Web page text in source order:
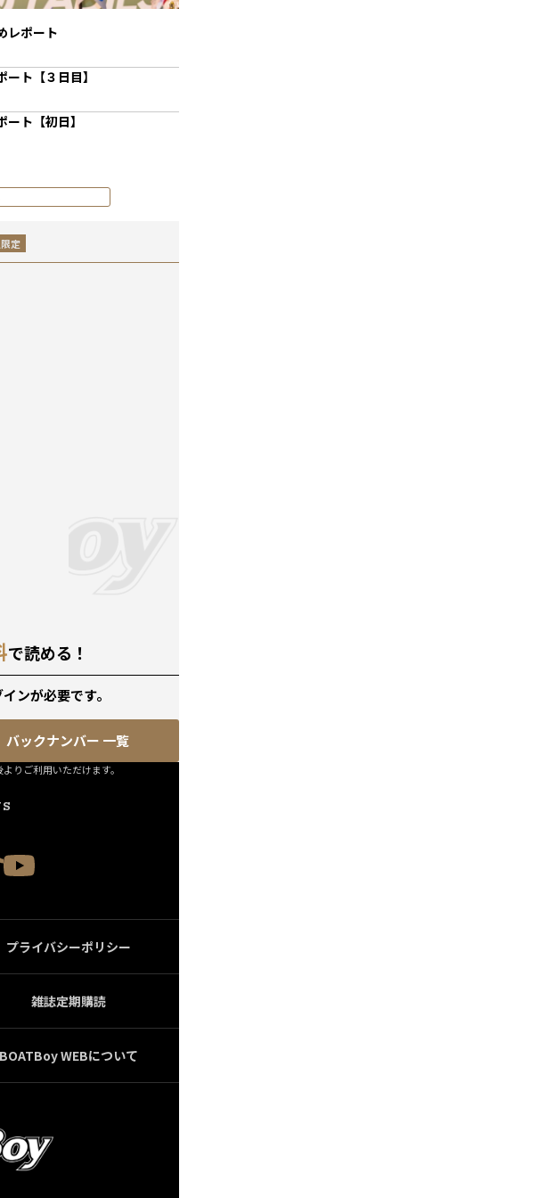
レポート
ト【３日目】
ト【初日】
定
で読める！
ンが必要です。
バックナンバー 一覧
りご利用いただけます。
プライバシーポリシー
雑誌定期購読
BOATBoy WEBについて